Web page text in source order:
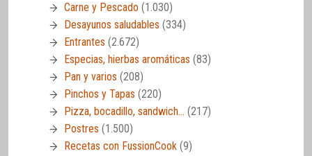
Carne y Pescado (1.030)
Desayunos saludables (334)
Entrantes (2.672)
Especias, hierbas aromáticas (83)
Pan y varios (208)
Pinchos y Tapas (220)
Pizza, bocadillo, sandwich… (217)
Postres (1.500)
Recetas con FussionCook (9)